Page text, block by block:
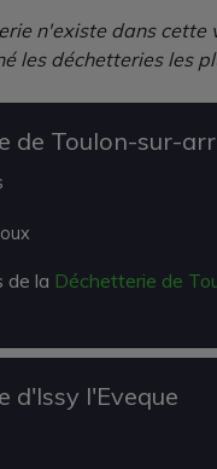
n'existe dans cette
les déchetteries les
de Toulon-sur-
de la Déchetterie de
d'Issy l'Eveque